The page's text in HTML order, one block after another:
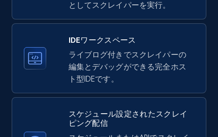
ID, Name, Country code, Locations, Followers,
more.
33.5K+ 3.5K+ 無料トライアル
Instagram - Profiles
Account, Fbid, ID, Followers, Posts count, Is
business account, Is professional account, Is
としてスクレイパーを実行。
IDEワークスペース
ライブログ付きでスクレイパーの
編集とデバッグができる完全ホス
ト型IDEです。
スケジュール設定されたスクレイ
ピング配信